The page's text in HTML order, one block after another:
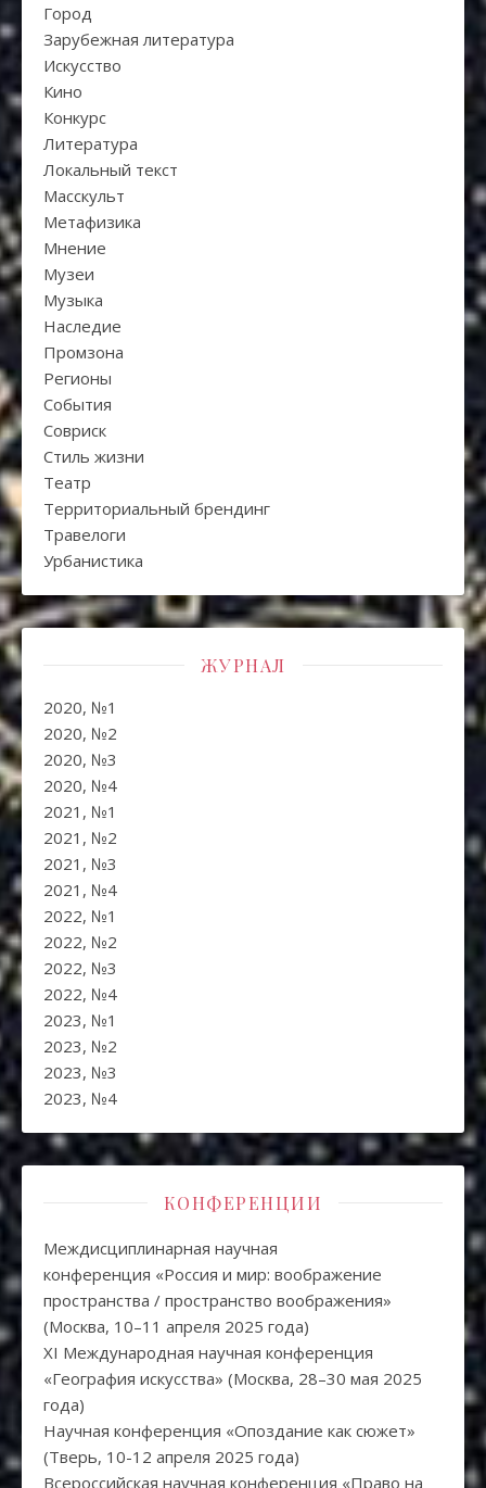
Город
Зарубежная литература
Искуcство
Кино
Конкурс
Литература
Локальный текст
Масскульт
Метафизика
Мнение
Музеи
Музыка
Наследие
Промзона
Регионы
События
Совриск
Стиль жизни
Театр
Территориальный брендинг
Травелоги
Урбанистика
ЖУРНАЛ
2020, №1
2020, №2
2020, №3
2020, №4
2021, №1
2021, №2
2021, №3
2021, №4
2022, №1
2022, №2
2022, №3
2022, №4
2023, №1
2023, №2
2023, №3
2023, №4
КОНФЕРЕНЦИИ
Междисциплинарная научная
конференция «Россия и мир: воображение
пространства / пространство воображения»
(Москва, 10–11 апреля 2025 года)
XI Международная научная конференция
«География искусства» (Москва, 28–30 мая 2025
года)
Научная конференция «Опоздание как сюжет»
(Тверь, 10-12 апреля 2025 года)
Всероссийская научная конференция «Право на